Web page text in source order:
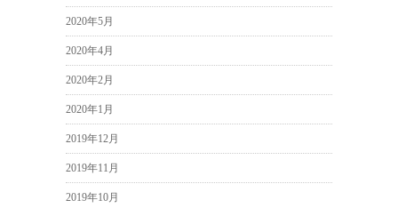
2020年5月
2020年4月
2020年2月
2020年1月
2019年12月
2019年11月
2019年10月